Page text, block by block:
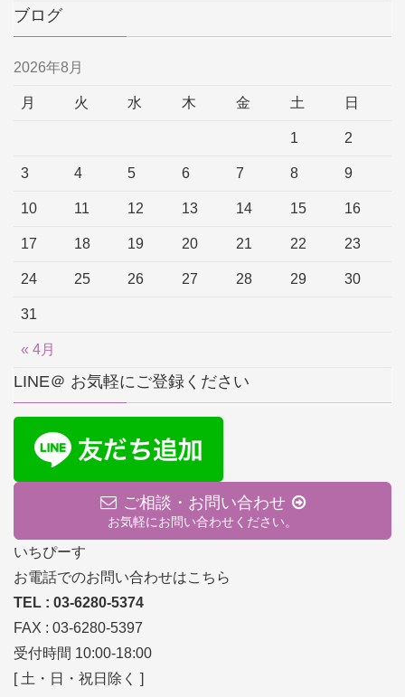
ブログ
2026年8月
月 火 水 木 金 土 日
« 4月
1 2
3 4 5 6 7 8 9
10 11 12 13 14 15 16
17 18 19 20 21 22 23
24 25 26 27 28 29 30
31
LINE＠ お気軽にご登録ください
ご相談・お問い合わせ
お気軽にお問い合わせください。
いちぴーす
お電話でのお問い合わせはこちら
TEL : 03-6280-5374
FAX : 03-6280-5397
受付時間 10:00-18:00
[ 土・日・祝日除く ]